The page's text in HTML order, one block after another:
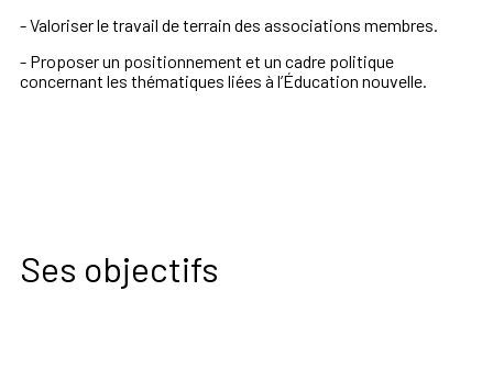
- Valoriser le travail de terrain des associations membres.
- Proposer un positionnement et un cadre politique
concernant les thématiques liées à l’Éducation nouvelle.
Ses objectifs